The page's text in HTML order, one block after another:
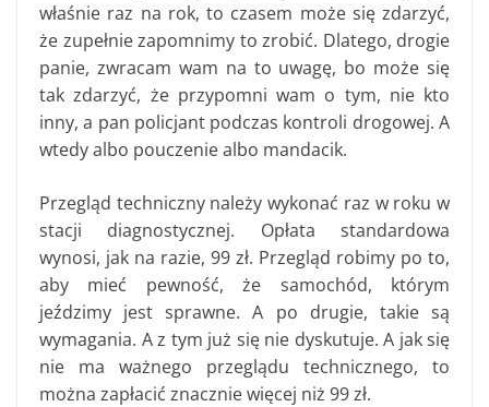
właśnie raz na rok, to czasem może się zdarzyć,
że zupełnie zapomnimy to zrobić. Dlatego, drogie
panie, zwracam wam na to uwagę, bo może się
tak zdarzyć, że przypomni wam o tym, nie kto
inny, a pan policjant podczas kontroli drogowej. A
wtedy albo pouczenie albo mandacik.
Przegląd techniczny należy wykonać raz w roku w
stacji diagnostycznej. Opłata standardowa
wynosi, jak na razie, 99 zł. Przegląd robimy po to,
aby mieć pewność, że samochód, którym
jeździmy jest sprawne. A po drugie, takie są
wymagania. A z tym już się nie dyskutuje. A jak się
nie ma ważnego przeglądu technicznego, to
można zapłacić znacznie więcej niż 99 zł.